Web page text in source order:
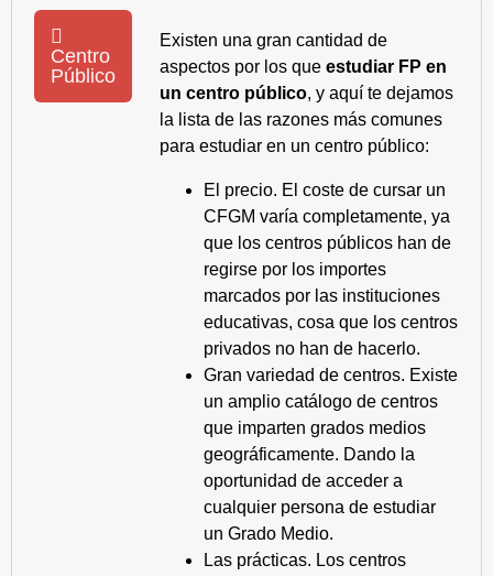
Centro
Público
Existen una gran cantidad de
aspectos por los que estudiar FP en
un centro público, y aquí te dejamos
la lista de las razones más comunes
para estudiar en un centro público:
El precio. El coste de cursar un
CFGM varía completamente, ya
que los centros públicos han de
regirse por los importes
marcados por las instituciones
educativas, cosa que los centros
privados no han de hacerlo.
Gran variedad de centros. Existe
un amplio catálogo de centros
que imparten grados medios
geográficamente. Dando la
oportunidad de acceder a
cualquier persona de estudiar
un Grado Medio.
Las prácticas. Los centros